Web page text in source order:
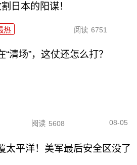
日本的阳谋！
热 阅读 6751
清场”，这仗还怎么打？
阅读 5608 08-05
太平洋！美军最后安全区没了